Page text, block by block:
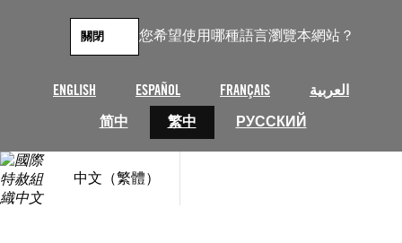
您希望使用哪種語言瀏覽本網站？
ENGLISH ESPAÑOL FRANÇAIS
العربية
简中
繁中 РУССКИЙ
關閉
中文（繁體）